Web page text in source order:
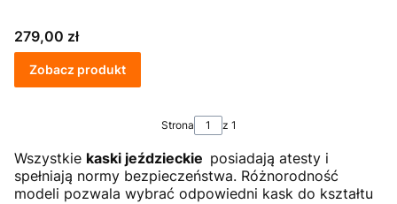
Cena
279,00 zł
Zobacz produkt
Strona z 1
Wszystkie kaski jeździeckie posiadają atesty i
spełniają normy bezpieczeństwa. Różnorodność
modeli pozwala wybrać odpowiedni kask do kształtu